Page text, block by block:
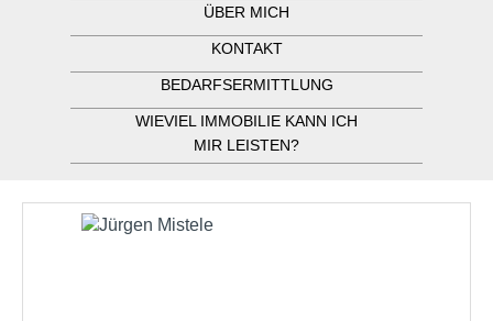
ÜBER MICH
KONTAKT
BEDARFSERMITTLUNG
WIEVIEL IMMOBILIE KANN ICH
MIR LEISTEN?